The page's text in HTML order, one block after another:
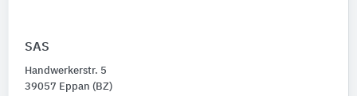
SAS
Handwerkerstr. 5
39057 Eppan (BZ)